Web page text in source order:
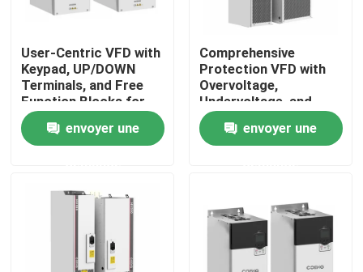
À la maison
À propos de nous
User-Centric VFD with
Keypad, UP/DOWN
Terminals, and Free
Function Blocks for
Easy Operation and
Setup envoyer une
Comprehensive
Protection VFD with
Overvoltage,
Undervoltage, and
Phase Loss Safety
Featuresenvoyer une